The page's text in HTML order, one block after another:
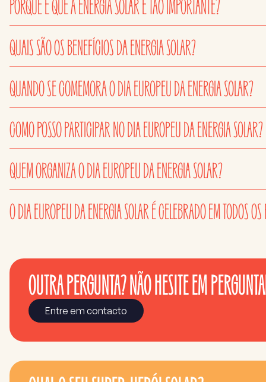
PORQUE É QUE A ENERGIA SOLAR É TÃO IMPORTANTE?
QUAIS SÃO OS BENEFÍCIOS DA ENERGIA SOLAR?
QUANDO SE COMEMORA O DIA EUROPEU DA ENERGIA SOLAR?
COMO POSSO PARTICIPAR NO DIA EUROPEU DA ENERGIA SOLAR?
QUEM ORGANIZA O DIA EUROPEU DA ENERGIA SOLAR?
O DIA EUROPEU DA ENERGIA SOLAR É CELEBRADO EM TODOS
OUTRA PERGUNTA? NÃO HESITE EM
Entre em contacto